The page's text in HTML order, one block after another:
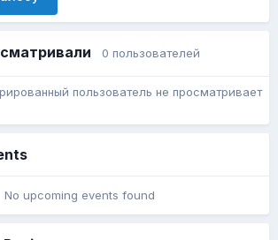
0 пользователей
пользователь не просматривает
No upcoming events found